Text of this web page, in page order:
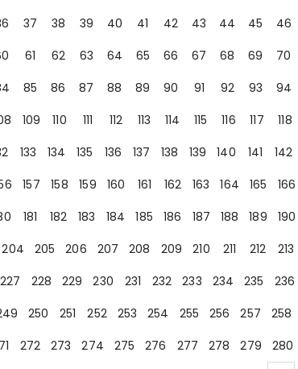
37 38 39 40 41 42 43 44 45 46
61 62 63 64 65 66 67 68 69 70
85 86 87 88 89 90 91 92 93 94
109 110 111 112 113 114 115 116 117 118
133 134 135 136 137 138 139 140 141 142
157 158 159 160 161 162 163 164 165 166
181 182 183 184 185 186 187 188 189 190
204 205 206 207 208 209 210 211 212 213
227 228 229 230 231 232 233 234 235 236
250 251 252 253 254 255 256 257 258
272 273 274 275 276 277 278 279 280